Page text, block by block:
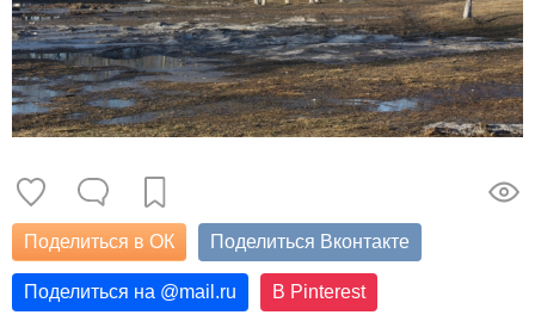
Поделиться в ОК Поделиться Вконтакте
Поделиться на @mail.ru В Pinterest